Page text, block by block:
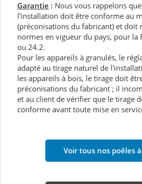
Garantie : Nous vous rappelons
l'installation doit être conforme au
(préconisations du fabricant) et doit
normes en vigueur du pays, pour la
ou 24.2.
Pour les appareils à granulés, le
adapté au tirage naturel de
les appareils à bois, le tirage doit
préconisations du fabricant ; il
et au client de vérifier que le tirage
conforme avant toute mise en
Voir tous nos poêles